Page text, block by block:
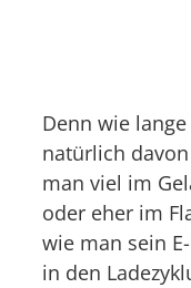
Denn wie
natürlich
man viel im
oder eher im
wie man sein
in den